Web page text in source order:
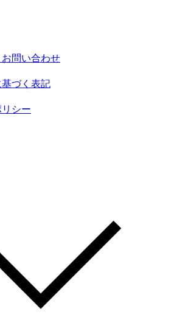
問い合わせ
づく表記
シー